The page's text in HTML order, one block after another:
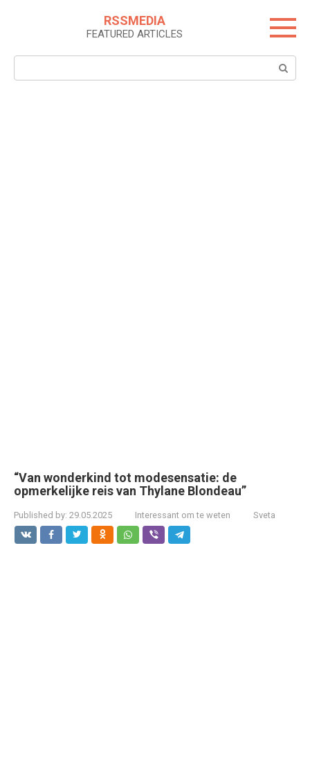
RSSMEDIA
FEATURED ARTICLES
Search:
“Van wonderkind tot modesensatie: de
opmerkelijke reis van Thylane Blondeau”
Published by: 29.05.2025 Interessant om te weten Sveta